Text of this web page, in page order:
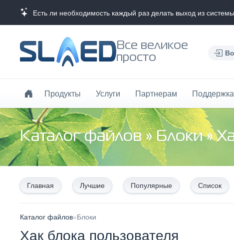
Есть ли необходимость каждый раз делать выход из
Все великое
просто
Продукты Услуги Партнерам Поддержка
Каталог файлов»Блоки»
Главная Лучшие Популярные Список
Каталог файлов»Блоки
Хак блока пользователя